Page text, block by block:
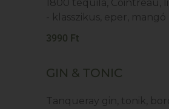
1800 tequila, Cointreau,
- klasszikus, eper, mangó
3990 Ft
GIN & TONIC
Tanqueray gin, tonik,